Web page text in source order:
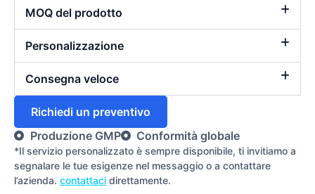
MOQ del prodotto
Personalizzazione
Consegna veloce
Richiedi un preventivo
Produzione GMP
Conformità globale
*Il servizio personalizzato è sempre disponibile, ti invitiamo a
segnalare le tue esigenze nel messaggio o a contattare
l’azienda. contattaci direttamente.